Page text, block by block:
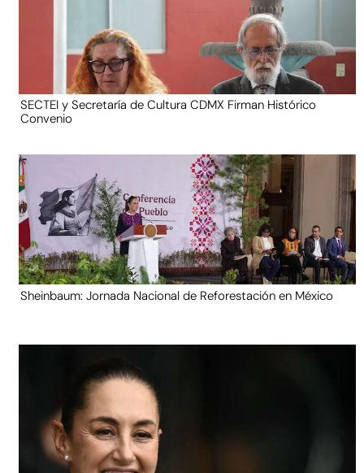
SECTEI y Secretaría de Cultura CDMX Firman Histórico
Convenio
Sheinbaum: Jornada Nacional de Reforestación en México